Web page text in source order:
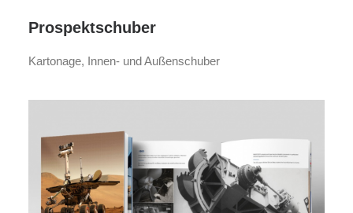
Prospektschuber
Kartonage, Innen- und Außenschuber